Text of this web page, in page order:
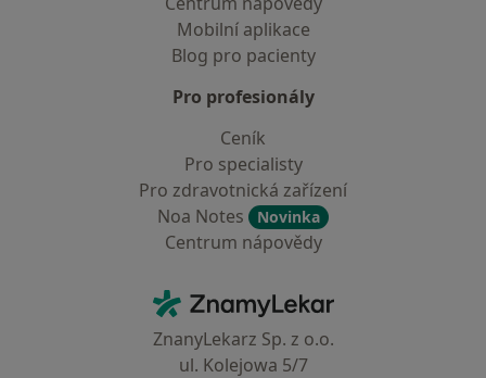
Mobilní aplikace
Blog pro pacienty
Pro profesionály
Ceník
Pro specialisty
Pro zdravotnická zařízení
Noa Notes
Novinka
Centrum nápovědy
ZnamyLekar - Hlavní stránka
ZnanyLekarz Sp. z o.o.
ul. Kolejowa 5/7